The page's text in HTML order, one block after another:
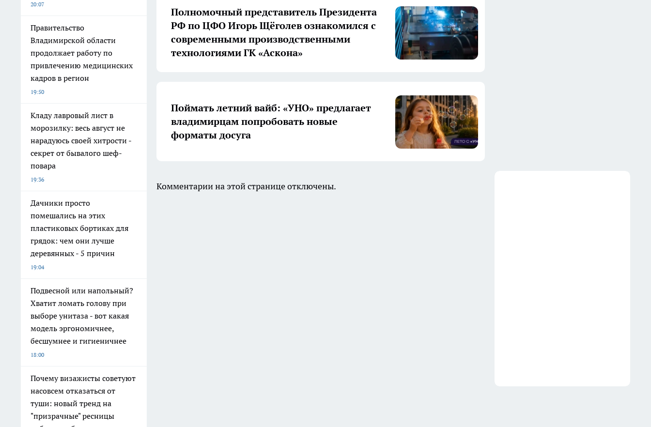
20:07
Правительство
Владимирской области
продолжает работу по
привлечению медицинских
кадров в регион
19:50
Кладу лавровый лист в
морозилку: весь август не
нарадуюсь своей хитрости -
секрет от бывалого шеф-
повара
19:36
Дачники просто
помешались на этих
пластиковых бортиках для
грядок: чем они лучше
деревянных - 5 причин
19:04
Подвесной или напольный?
Хватит ломать голову при
выборе унитаза - вот какая
модель эргономичнее,
бесшумнее и гигиеничнее
18:00
Почему визажисты советуют
насовсем отказаться от
туши: новый тренд на
"призрачные" ресницы
Полномочный представитель Президента
РФ по ЦФО Игорь Щёголев ознакомился с
современными производственными
технологиями ГК «Аскона»
Поймать летний вайб: «УНО» предлагает
владимирцам попробовать новые
форматы досуга
Комментарии на этой странице отключены.